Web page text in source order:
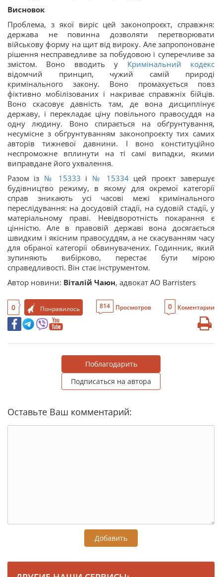
Висновок
Проблема, з якої виріс цей законопроєкт, справжня:
держава не повинна дозволяти перетворювати
військову форму на щит від вироку. Але запропоноване
рішення несправедливе за побудовою і суперечливе за
змістом. Воно вводить у Кримінальний кодекс
відомчий принцип, чужий самій природі
кримінального закону. Воно промахується повз
фіктивно мобілізованих і накриває справжніх бійців.
Воно скасовує давність там, де вона дисциплінує
державу, і перекладає ціну повільного правосуддя на
одну людину. Воно спирається на обґрунтування,
несумісне з обґрунтуванням законопроєкту тих самих
авторів тижневої давнини. І воно конституційно
неспроможне вплинути на ті самі випадки, якими
виправдане його ухвалення.
Разом із № 15333 і № 15334 цей проєкт завершує
будівництво режиму, в якому для окремої категорії
справ зникають усі часові межі кримінального
переслідування: на досудовій стадії, на судовій стадії, у
матеріальному праві. Невідворотність покарання є
цінністю. Але в правовій державі вона досягається
швидким і якісним правосуддям, а не скасуванням часу
для обраної категорії обвинувачених. Годинник, який
зупиняють вибірково, перестає бути мірою
справедливості. Він стає інструментом.
Автор новини: Віталій Чаюн, адвокат АО Barristers
0 Понравилось 814 Просмотров 0 Коментарии
Поблагодарить
Подписаться на автора
Оставьте Ваш комментарий:
Добавить